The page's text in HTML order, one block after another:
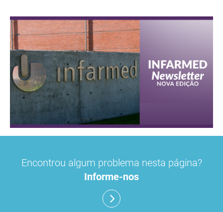
Encontrou algum problema nesta página?
Informe-nos